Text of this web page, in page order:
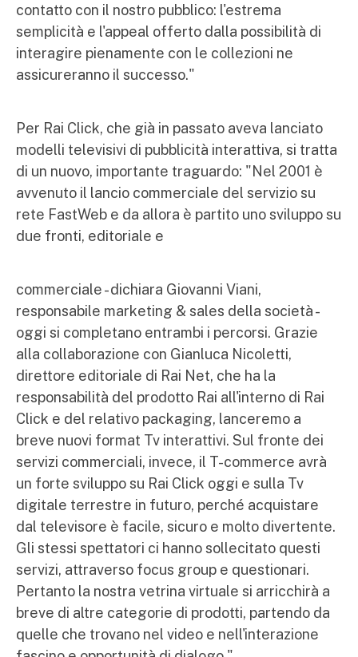
contatto con il nostro pubblico: l'estrema
semplicità e l'appeal offerto dalla possibilità di
interagire pienamente con le collezioni ne
assicureranno il successo."
Per Rai Click, che già in passato aveva lanciato
modelli televisivi di pubblicità interattiva, si tratta
di un nuovo, importante traguardo: "Nel 2001 è
avvenuto il lancio commerciale del servizio su
rete FastWeb e da allora è partito uno sviluppo su
due fronti, editoriale e
commerciale - dichiara Giovanni Viani,
responsabile marketing & sales della società -
oggi si completano entrambi i percorsi. Grazie
alla collaborazione con Gianluca Nicoletti,
direttore editoriale di Rai Net, che ha la
responsabilità del prodotto Rai all'interno di Rai
Click e del relativo packaging, lanceremo a
breve nuovi format Tv interattivi. Sul fronte dei
servizi commerciali, invece, il T-commerce avrà
un forte sviluppo su Rai Click oggi e sulla Tv
digitale terrestre in futuro, perché acquistare
dal televisore è facile, sicuro e molto divertente.
Gli stessi spettatori ci hanno sollecitato questi
servizi, attraverso focus group e questionari.
Pertanto la nostra vetrina virtuale si arricchirà a
breve di altre categorie di prodotti, partendo da
quelle che trovano nel video e nell'interazione